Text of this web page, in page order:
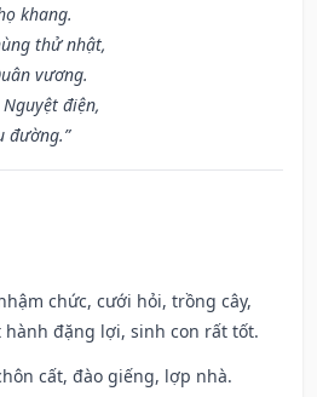
khang.
thử nhật,
vương.
điện,
đường.”
chức, cưới hỏi, trồng cây,
đặng lợi, sinh con rất tốt.
cất, đào giếng, lợp nhà.